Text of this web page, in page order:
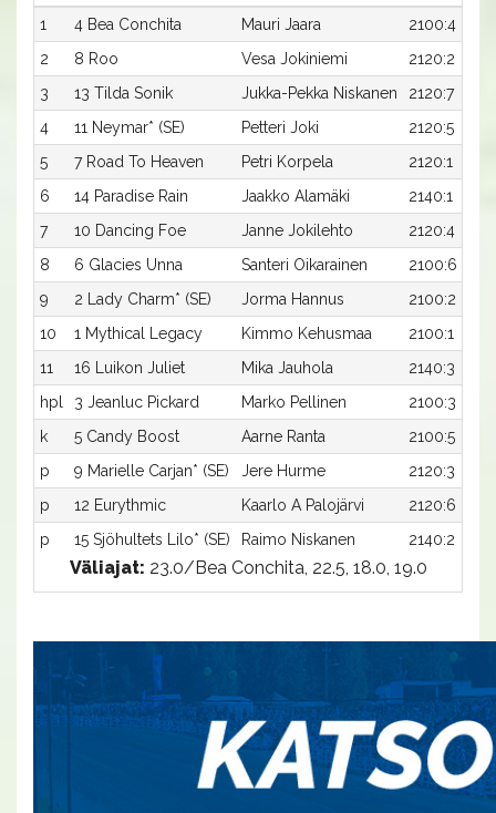
1
4 Bea Conchita Mauri Jaara
2100:4
2
8 Roo Vesa Jokiniemi
2120:2
3
13 Tilda Sonik Jukka-Pekka Niskanen
2120:7
4
11 Neymar* (SE) Petteri Joki
2120:5
5
7 Road To Heaven Petri Korpela
2120:1
6
14 Paradise Rain Jaakko Alamäki
2140:1
7
10 Dancing Foe Janne Jokilehto
2120:4
8
6 Glacies Unna Santeri Oikarainen
2100:6
9
2 Lady Charm* (SE) Jorma Hannus
2100:2
10
1 Mythical Legacy Kimmo Kehusmaa
2100:1
11
16 Luikon Juliet Mika Jauhola
2140:3
hpl
3 Jeanluc Pickard Marko Pellinen
2100:3
k
5 Candy Boost Aarne Ranta
2100:5
p
9 Marielle Carjan* (SE) Jere Hurme
2120:3
p
12 Eurythmic Kaarlo A Palojärvi
2120:6
p
15 Sjöhultets Lilo* (SE) Raimo Niskanen 2140:2
Väliajat: 23.0/Bea Conchita, 22.5, 18.0, 19.0